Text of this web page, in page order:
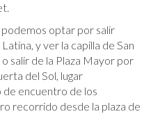
optar por salir
y ver la capilla de San
salir de la Plaza Mayor por
del Sol, lugar
encuentro de los
recorrido desde la plaza de